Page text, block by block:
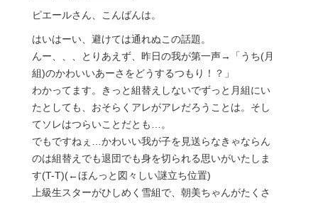
ピエールさん、こんばんは。
はいはーい、避けては通れぬこの話題。
んー、、、とりあえず、昨日の我が第一声→「うち(月
組)のかわいいあーさをどうするつもり！？」
わかってます。きっと組替えしないでずっと月組にい
たとしても、おそらくアレがアレだろうことは。そし
てソレはつらいことだとも…。
でもですねぇ…かわいい我が子を見送らなきゃならん
のは組替えでも退団でも身を切られる思いがいたしま
す(T-T)(←ほんっと図々しい謎立ち位置)
上級生スターがひしめく雪組で、朝美ちゃんがたくさ